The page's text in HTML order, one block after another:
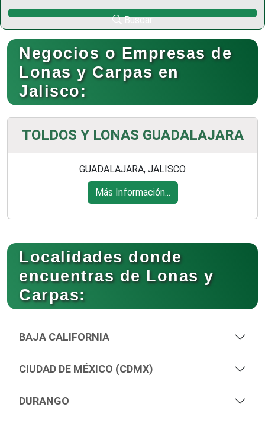
Buscar
Negocios o Empresas de
Lonas y Carpas en
Jalisco:
TOLDOS Y LONAS GUADALAJARA
GUADALAJARA, JALISCO
Más Información...
Localidades donde
encuentras de Lonas y
Carpas:
BAJA CALIFORNIA
CIUDAD DE MÉXICO (CDMX)
DURANGO